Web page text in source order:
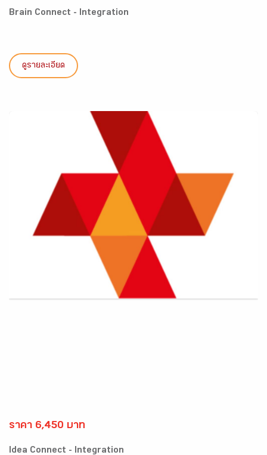
Brain Connect - Integration
ดูรายละเอียด
ราคา 6,450 บาท
Idea Connect - Integration